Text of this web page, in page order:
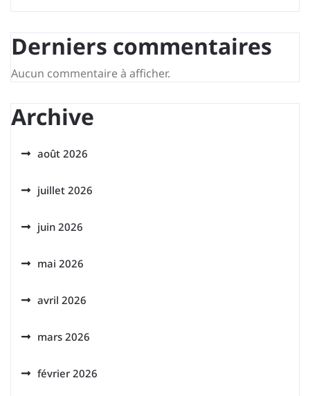
Derniers commentaires
Aucun commentaire à afficher.
Archive
août 2026
juillet 2026
juin 2026
mai 2026
avril 2026
mars 2026
février 2026